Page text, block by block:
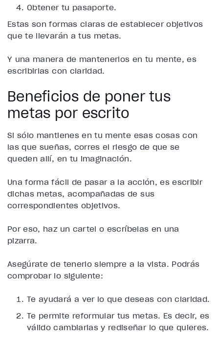
Obtener tu pasaporte.
Estas son formas claras de establecer objetivos
que te llevarán a tus metas.
Y una manera de mantenerlos en tu mente, es
escribirlas con claridad.
Beneficios de poner tus
metas por escrito
Si sólo mantienes en tu mente esas cosas con
las que sueñas, corres el riesgo de que se
queden allí, en tu imaginación.
Una forma fácil de pasar a la acción, es escribir
dichas metas, acompañadas de sus
correspondientes objetivos.
Por eso, haz un cartel o escríbelas en una
pizarra.
Asegúrate de tenerlo siempre a la vista. Podrás
comprobar lo siguiente:
Te ayudará a ver lo que deseas con claridad.
Te permite reformular tus metas. Es decir, es
válido cambiarlas y rediseñar lo que quieres.